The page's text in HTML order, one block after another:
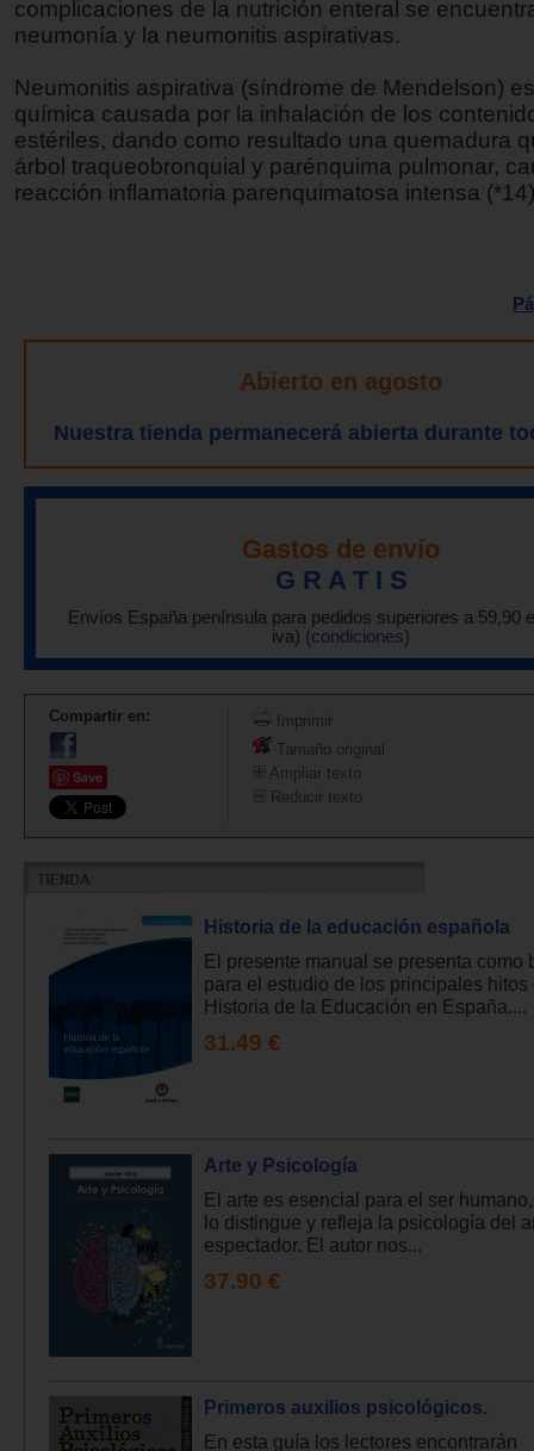
complicaciones de la nutrición enteral se
neumonía y la neumonitis aspirativas.
Neumonitis aspirativa (síndrome de Mendelson)
química causada por la inhalación de los
estériles, dando como resultado una quemadura
árbol traqueobronquial y parénquima pulmonar,
reacción inflamatoria parenquimatosa intensa
Abierto en agosto
Nuestra tienda permanecerá abierta durante
Gastos de envío
G R A T I S
Envíos España península para pedidos superiores a 59,90
iva) (condiciones)
Compartir en:
Save
Imprimir
Tamaño original
Ampliar texto
Reducir texto
Historia de la educación española
El presente manual se presenta como
para el estudio de los principales hitos
Historia de la Educación en España....
31.49 €
Arte y Psicología
El arte es esencial para el ser
lo distingue y refleja la psicología del
espectador. El autor nos...
37.90 €
Primeros auxilios psicológicos.
En esta guía los lectores encontrarán